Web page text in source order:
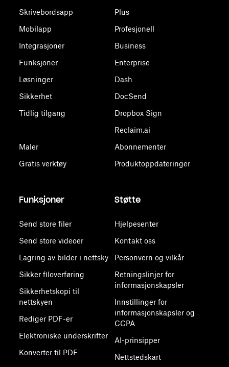
Skrivebordsapp
Mobilapp
Integrasjoner
Funksjoner
Løsninger
Sikkerhet
Tidlig tilgang
Maler
Gratis verktøy
Plus
Profesjonell
Business
Enterprise
Dash
DocSend
Dropbox Sign
Reclaim.ai
Abonnementer
Produktoppdateringer
Funksjoner
Send store filer
Send store videoer
Lagring av bilder i nettsky
Sikker filoverføring
Sikkerhetskopi til
nettskyen
Rediger PDF-er
Elektroniske underskrifter
Konverter til PDF
Støtte
Hjelpesenter
Kontakt oss
Personvern og vilkår
Retningslinjer for
informasjonskapsler
Innstillinger for
informasjonskapsler og
CCPA
AI-prinsipper
Nettstedskart